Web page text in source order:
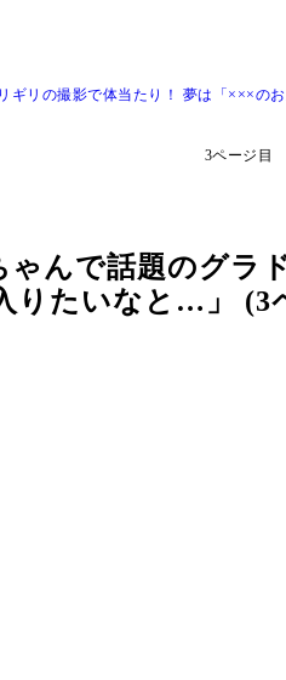
リの撮影で体当たり！ 夢は「×××の
3ページ目
ゃんで話題のグ
りたいなと…」 (3